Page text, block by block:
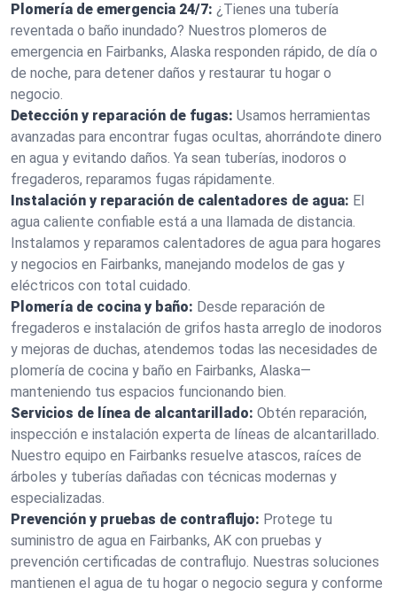
Plomería de emergencia 24/7: ¿Tienes una tubería
reventada o baño inundado? Nuestros plomeros de
emergencia en Fairbanks, Alaska responden rápido, de día o
de noche, para detener daños y restaurar tu hogar o
negocio.
Detección y reparación de fugas: Usamos herramientas
avanzadas para encontrar fugas ocultas, ahorrándote dinero
en agua y evitando daños. Ya sean tuberías, inodoros o
fregaderos, reparamos fugas rápidamente.
Instalación y reparación de calentadores de agua: El
agua caliente confiable está a una llamada de distancia.
Instalamos y reparamos calentadores de agua para hogares
y negocios en Fairbanks, manejando modelos de gas y
eléctricos con total cuidado.
Plomería de cocina y baño: Desde reparación de
fregaderos e instalación de grifos hasta arreglo de inodoros
y mejoras de duchas, atendemos todas las necesidades de
plomería de cocina y baño en Fairbanks, Alaska—
manteniendo tus espacios funcionando bien.
Servicios de línea de alcantarillado: Obtén reparación,
inspección e instalación experta de líneas de alcantarillado.
Nuestro equipo en Fairbanks resuelve atascos, raíces de
árboles y tuberías dañadas con técnicas modernas y
especializadas.
Prevención y pruebas de contraflujo: Protege tu
suministro de agua en Fairbanks, AK con pruebas y
prevención certificadas de contraflujo. Nuestras soluciones
mantienen el agua de tu hogar o negocio segura y conforme